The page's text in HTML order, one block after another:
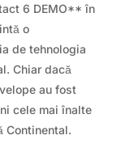
6 DEMO** în
o
de tehnologia
Chiar dacă
au fost
cele mai înalte
Continental.